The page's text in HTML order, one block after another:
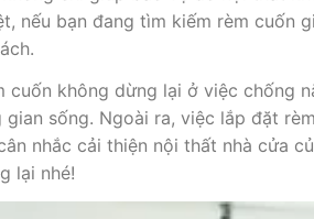
nếu bạn đang tìm kiếm rèm cuốn
cuốn không dừng lại ở việc chống
gian sống. Ngoài ra, việc lắp đặt
nhắc cải thiện nội thất nhà cửa
lại nhé!